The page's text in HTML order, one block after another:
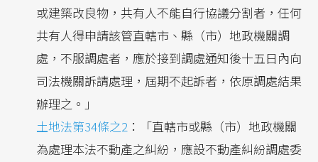
或建築改良物，共有人不能自行協議分割者，任何
共有人得申請該管直轄市、縣（市）地政機關調
處，不服調處者，應於接到調處通知後十五日內向
司法機關訴請處理，屆期不起訴者，依原調處結果
辦理之。」
土地法第34條之2 ：「直轄市或縣（市）地政機關
為處理本法不動產之糾紛，應設不動產糾紛調處委